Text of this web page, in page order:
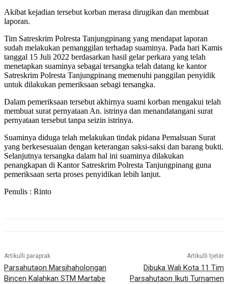
Akibat kejadian tersebut korban merasa dirugikan dan membuat
laporan.
Tim Satreskrim Polresta Tanjungpinang yang mendapat laporan
sudah melakukan pemanggilan terhadap suaminya. Pada hari Kamis
tanggal 15 Juli 2022 berdasarkan hasil gelar perkara yang telah
menetapkan suaminya sebagai tersangka telah datang ke kantor
Satreskrim Polresta Tanjungpinang memenuhi panggilan penyidik
untuk dilakukan pemeriksaan sebagi tersangka.
Dalam pemeriksaan tersebut akhirnya suami korban mengakui telah
membuat surat pernyataan An. istrinya dan menandatangani surat
pernyataan tersebut tanpa seizin istrinya.
Suaminya diduga telah melakukan tindak pidana Pemalsuan Surat
yang berkesesuaian dengan keterangan saksi-saksi dan barang bukti.
Selanjutnya tersangka dalam hal ini suaminya dilakukan
penangkapan di Kantor Satreskrim Polresta Tanjungpinang guna
pemeriksaan serta proses penyidikan lebih lanjut.
Penulis : Rinto
Artikulli paraprak
Parsahutaon Marsihaholongan
Bincen Kalahkan STM Martabe
Artikulli tjetër
Dibuka Wali Kota 11 Tim
Parsahutaon Ikuti Turnamen